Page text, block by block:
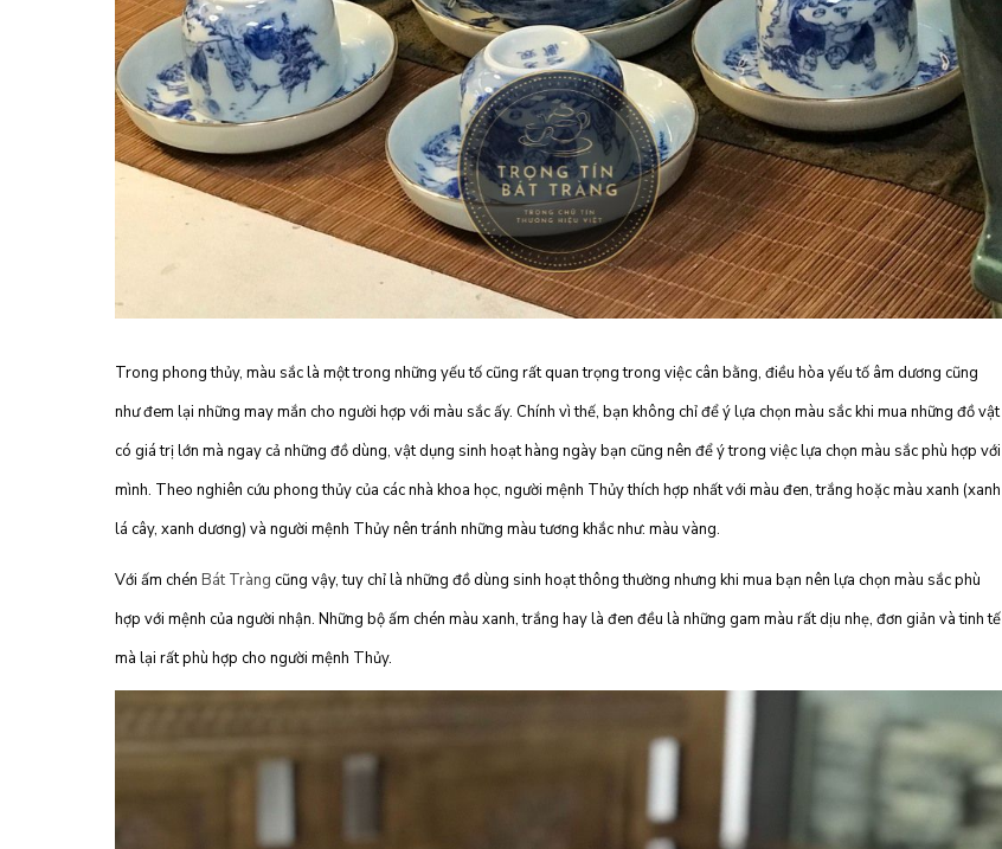
Trong phong thủy, màu sắc là một trong những yếu tố cũng rất quan trọng trong việc cân bằng, điều hòa yếu tố âm dương cũng
như đem lại những may mắn cho người hợp với màu sắc ấy. Chính vì thế, bạn không chỉ để ý lựa chọn màu sắc khi mua những đồ vật
có giá trị lớn mà ngay cả những đồ dùng, vật dụng sinh hoạt hàng ngày bạn cũng nên để ý trong việc lựa chọn màu sắc phù hợp với
mình. Theo nghiên cứu phong thủy của các nhà khoa học, người mệnh Thủy thích hợp nhất với màu đen, trắng hoặc màu xanh (xanh
lá cây, xanh dương) và người mệnh Thủy nên tránh những màu tương khắc như: màu vàng.
Với ấm chén Bát Tràng cũng vậy, tuy chỉ là những đồ dùng sinh hoạt thông thường nhưng khi mua bạn nên lựa chọn màu sắc phù
hợp với mệnh của người nhận. Những bộ ấm chén màu xanh, trắng hay là đen đều là những gam màu rất dịu nhẹ, đơn giản và tinh tế
mà lại rất phù hợp cho người mệnh Thủy.